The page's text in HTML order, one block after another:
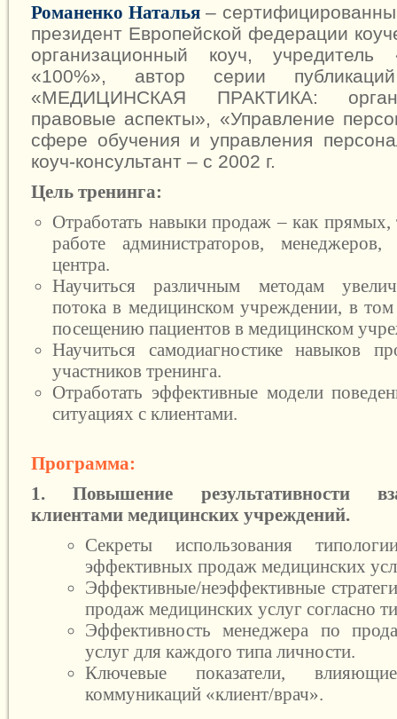
Романенко Наталья–
президент Европейской федерации
организационный коуч, учредитель
«100%», автор серии
«МЕДИЦИНСКАЯ ПРАКТИКА:
правовые аспекты», «Управление
сфере обучения и управления
коуч-консультант – с 2002 г.
Цель тренинга:
Отработать навыки продаж – как прямых,
работе администраторов, менеджеров,
центра.
Научиться различным методам
потока в медицинском учреждении, в
посещению пациентов в медицинском
Научиться самодиагностике навыков
участников тренинга.
Отработать эффективные модели
ситуациях с клиентами.
Программа:
1. Повышение результативности
клиентами медицинских учреждений.
Секреты использования
эффективных продаж медицинских
Эффективные/неэффективные
продаж медицинских услуг согласно
Эффективность менеджера по
услуг для каждого типа личности.
Ключевые показатели,
коммуникаций «клиент/врач».